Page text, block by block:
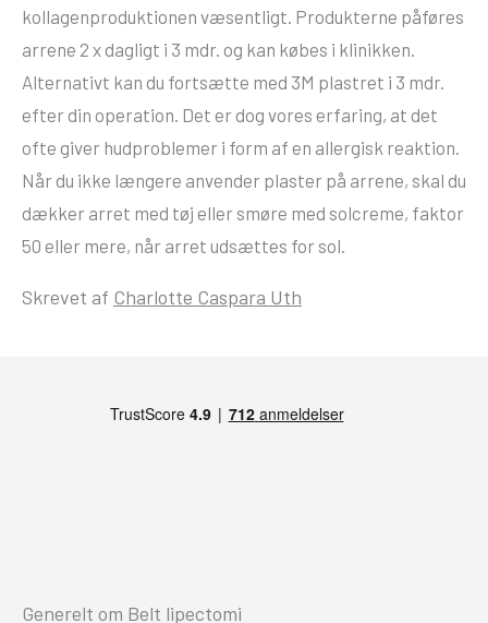
kollagenproduktionen væsentligt. Produkterne påføres
arrene 2 x dagligt i 3 mdr. og kan købes i klinikken.
Alternativt kan du fortsætte med 3M plastret i 3 mdr.
efter din operation. Det er dog vores erfaring, at det
ofte giver hudproblemer i form af en allergisk reaktion.
Når du ikke længere anvender plaster på arrene, skal du
dækker arret med tøj eller smøre med solcreme, faktor
50 eller mere, når arret udsættes for sol.
Skrevet af Charlotte Caspara Uth
Generelt om Belt lipectomi